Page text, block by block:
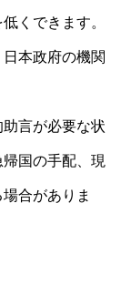
くできます。
本政府の機関
言が必要な状
国の手配、現
合がありま